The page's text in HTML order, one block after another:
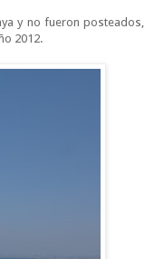
y no fueron posteados,
2012.